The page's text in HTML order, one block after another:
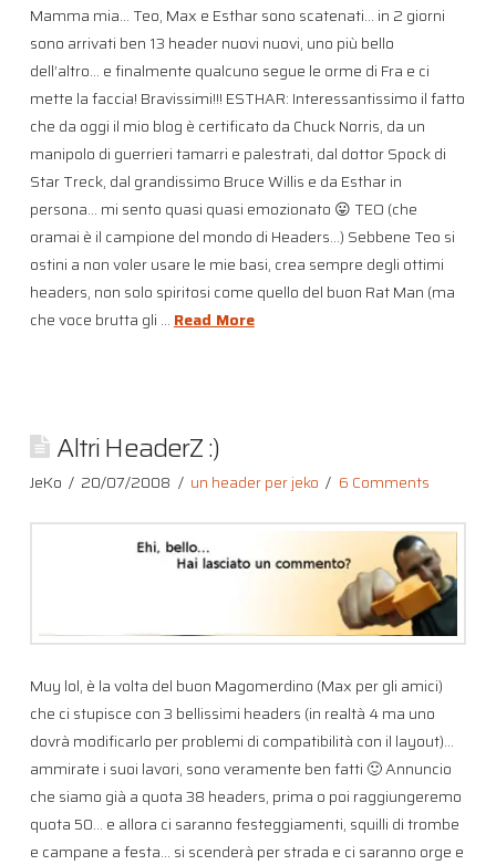
Mamma mia… Teo, Max e Esthar sono scatenati… in 2 giorni
sono arrivati ben 13 header nuovi nuovi, uno più bello
dell’altro… e finalmente qualcuno segue le orme di Fra e ci
mette la faccia! Bravissimi!!! ESTHAR: Interessantissimo il fatto
che da oggi il mio blog è certificato da Chuck Norris, da un
manipolo di guerrieri tamarri e palestrati, dal dottor Spock di
Star Treck, dal grandissimo Bruce Willis e da Esthar in
persona… mi sento quasi quasi emozionato 😛 TEO (che
oramai è il campione del mondo di Headers…) Sebbene Teo si
ostini a non voler usare le mie basi, crea sempre degli ottimi
headers, non solo spiritosi come quello del buon Rat Man (ma
che voce brutta gli … Read More
Altri HeaderZ :)
JeKo 20/07/2008 un header per jeko 6 Comments
Muy lol, è la volta del buon Magomerdino (Max per gli amici)
che ci stupisce con 3 bellissimi headers (in realtà 4 ma uno
dovrà modificarlo per problemi di compatibilità con il layout)…
ammirate i suoi lavori, sono veramente ben fatti 🙂 Annuncio
che siamo già a quota 38 headers, prima o poi raggiungeremo
quota 50… e allora ci saranno festeggiamenti, squilli di trombe
e campane a festa… si scenderà per strada e ci saranno orge e